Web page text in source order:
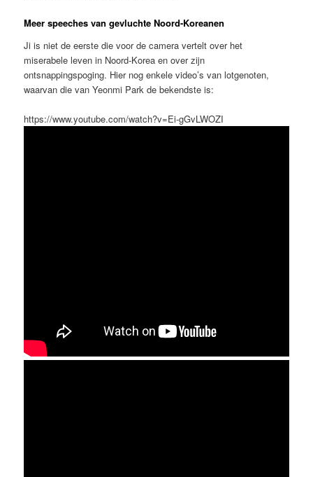
Meer speeches van gevluchte Noord-Koreanen
Ji is niet de eerste die voor de camera vertelt over het
miserabele leven in Noord-Korea en over zijn
ontsnappingspoging. Hier nog enkele video’s van lotgenoten,
waarvan die van Yeonmi Park de bekendste is:
https://www.youtube.com/watch?v=Ei-gGvLWOZI